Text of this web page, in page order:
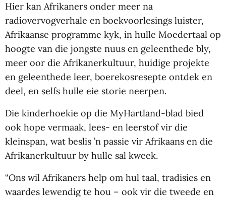
Hier kan Afrikaners onder meer na
radiovervogverhale en boekvoorlesings luister,
Afrikaanse programme kyk, in hulle Moedertaal op
hoogte van die jongste nuus en geleenthede bly,
meer oor die Afrikanerkultuur, huidige projekte
en geleenthede leer, boerekosresepte ontdek en
deel, en selfs hulle eie storie neerpen.
Die kinderhoekie op die MyHartland-blad bied
ook hope vermaak, lees- en leerstof vir die
kleinspan, wat beslis ’n passie vir Afrikaans en die
Afrikanerkultuur by hulle sal kweek.
“Ons wil Afrikaners help om hul taal, tradisies en
waardes lewendig te hou – ook vir die tweede en